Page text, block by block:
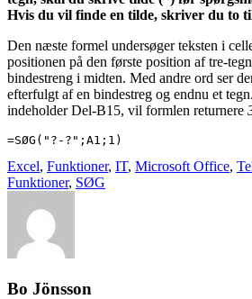
Hvis du vil finde en tilde, skriver du to
Den næste formel undersøger teksten i
positionen på den første position af tre-
bindestreng i midten. Med andre ord ser
efterfulgt af en bindestreg og endnu et
indeholder Del-B15, vil formlen returnere
=SØG("?-?";A1;1)
Excel, Funktioner, IT, Microsoft Office,
Funktioner, SØG
Bo Jönsson